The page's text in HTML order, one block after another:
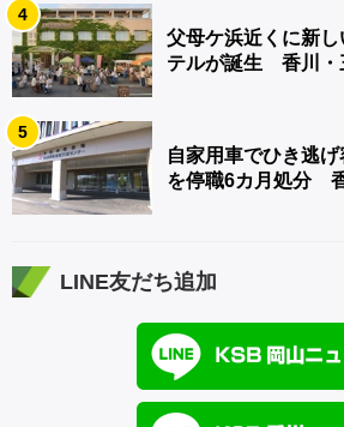
4
父母ケ浜近くに新
テルが誕生 香川・
5
自家用車でひき逃
を停職6カ月処分
LINE友だち追加